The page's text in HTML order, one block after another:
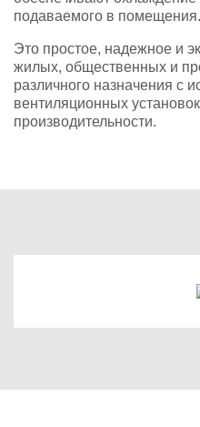
подаваемого в помещения.
Это простое, надежное и
жилых, общественных и
различного назначения с
вентиляционных
производительности.